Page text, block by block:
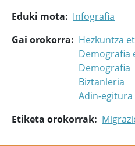
Eduki mota
Infografia
Gai orokorra
Hezkuntza
Demografia
Demografia
Biztanleria
Adin-egitura
Etiketa orokorrak